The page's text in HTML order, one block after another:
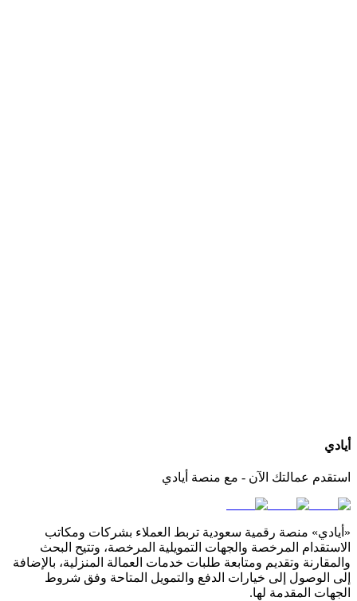
أيادي
استقدم عمالتك الآن - مع منصة أيادي
«أيادي» منصة رقمية سعودية تربط العملاء بشركات ومكاتب
الاستقدام المرخصة والجهات التمويلية المرخصة، وتتيح البحث
والمقارنة وتقديم ومتابعة طلبات خدمات العمالة المنزلية، بالإضافة
إلى الوصول إلى خيارات الدفع والتمويل المتاحة وفق شروط
الجهات المقدمة لها.